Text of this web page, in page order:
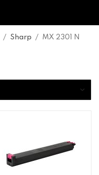
/ Sharp / MX 2301 N